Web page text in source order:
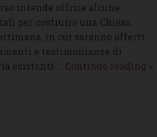
intende offrire alcune
per costruire una Chiesa
in cui saranno offerti
e testimonianze di
esistenti … Continue reading »